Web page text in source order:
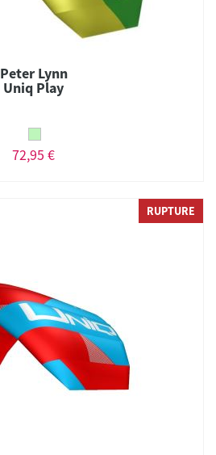
Peter Lynn
Uniq Play
72,95 €
RUPTURE